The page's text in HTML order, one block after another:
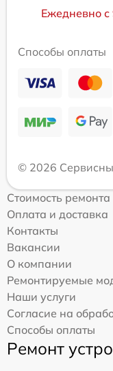
Ежедневно
Способы оплаты
© 2026
Стоимость ремонта
Оплата и доставка
Контакты
Вакансии
О компании
Ремонтируемые
Наши услуги
Согласие на
Способы оплаты
Ремонт